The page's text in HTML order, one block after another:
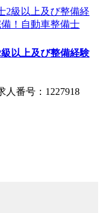
以上及び整備経験
番号：1227918